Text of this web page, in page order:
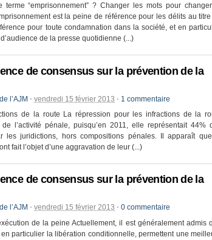
“emprisonnement” ? Changer les mots pour
est la peine de référence pour les délits au titre
pour toute condamnation dans la société, et en
de la presse quotidienne (...)
de consensus sur la prévention de la
l’AJM ⋅ vendredi 15 février 2013 ⋅ 1 commentaire
de la route La répression pour les infractions de la
l’activité pénale, puisqu’en 2011, elle représentait 44%
les juridictions, hors compositions pénales. Il apparaît
fait l’objet d’une aggravation de leur (...)
de consensus sur la prévention de la
l’AJM ⋅ vendredi 15 février 2013 ⋅ 0 commentaire
de la peine Actuellement, il est généralement admis
particulier la libération conditionnelle, permettent une